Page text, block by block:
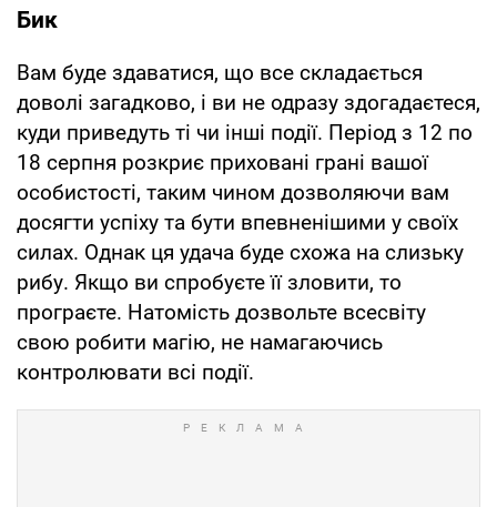
Бик
Вам буде здаватися, що все складається
доволі загадково, і ви не одразу здогадаєтеся,
куди приведуть ті чи інші події. Період з 12 по
18 серпня розкриє приховані грані вашої
особистості, таким чином дозволяючи вам
досягти успіху та бути впевненішими у своїх
силах. Однак ця удача буде схожа на слизьку
рибу. Якщо ви спробуєте її зловити, то
програєте. Натомість дозвольте всесвіту
свою робити магію, не намагаючись
контролювати всі події.